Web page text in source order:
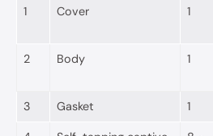
1 Cover 1
2 Body 1
3 Gasket 1